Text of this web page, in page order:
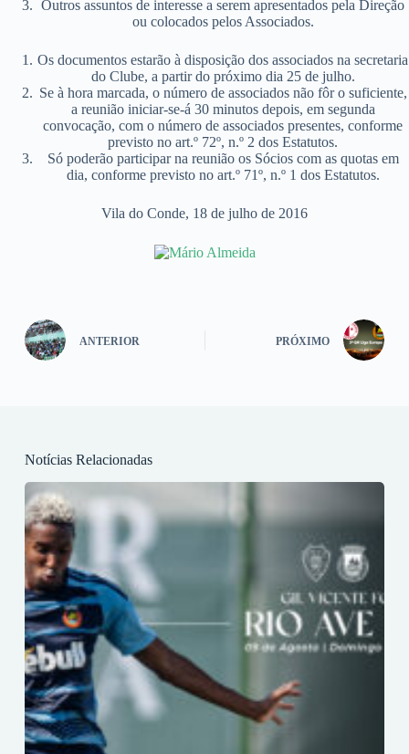
Outros assuntos de interesse a serem apresentados pela Direção
ou colocados pelos Associados.
Os documentos estarão à disposição dos associados na secretaria
do Clube, a partir do próximo dia 25 de julho.
Se à hora marcada, o número de associados não fôr o suficiente,
a reunião iniciar-se-á 30 minutos depois, em segunda
convocação, com o número de associados presentes, conforme
previsto no art.º 72º, n.º 2 dos Estatutos.
Só poderão participar na reunião os Sócios com as quotas em
dia, conforme previsto no art.º 71º, n.º 1 dos Estatutos.
Vila do Conde, 18 de julho de 2016
ANTERIOR PRÓXIMO
Notícias Relacionadas